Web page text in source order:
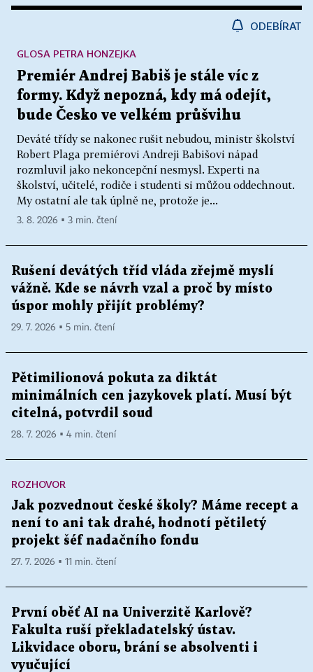
ODEBÍRAT
Premiér Andrej Babiš je stále víc z
formy. Když nepozná, kdy má odejít,
bude Česko ve velkém průšvihu
Deváté třídy se nakonec rušit nebudou, ministr školství
Robert Plaga premiérovi Andreji Babišovi nápad
rozmluvil jako nekoncepční nesmysl. Experti na
školství, učitelé, rodiče i studenti si můžou oddechnout.
My ostatní ale tak úplně ne, protože je...
GLOSA PETRA HONZEJKA
3. 8. 2026 ▪ 3 min. čtení
Rušení devátých tříd vláda zřejmě myslí
vážně. Kde se návrh vzal a proč by místo
úspor mohly přijít problémy?
29. 7. 2026 ▪ 5 min. čtení
Pětimilionová pokuta za diktát
minimálních cen jazykovek platí. Musí být
citelná, potvrdil soud
28. 7. 2026 ▪ 4 min. čtení
ROZHOVOR
Jak pozvednout české školy? Máme recept a
není to ani tak drahé, hodnotí pětiletý
projekt šéf nadačního fondu
27. 7. 2026 ▪ 11 min. čtení
První oběť AI na Univerzitě Karlově?
Fakulta ruší překladatelský ústav.
Likvidace oboru, brání se absolventi i
vyučující